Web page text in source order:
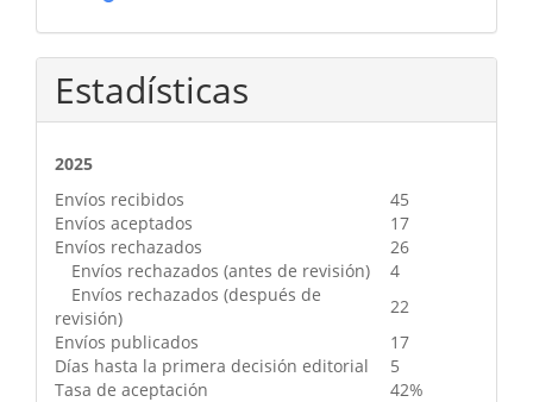
Estadísticas
2025
Envíos recibidos
45
Envíos aceptados
17
Envíos rechazados
26
Envíos rechazados (antes de revisión)
4
Envíos rechazados (después de
revisión)
22
Envíos publicados
17
Días hasta la primera decisión editorial
5
Tasa de aceptación
42%